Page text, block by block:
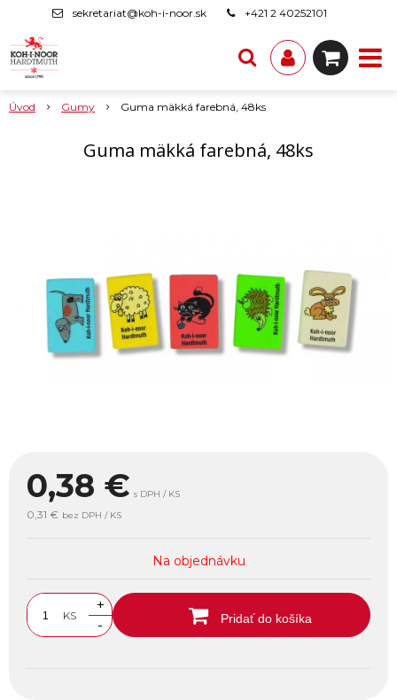
sekretariat@koh-i-noor.sk +421 2 40252101
Úvod Gumy Guma mäkká farebná, 48ks
Guma mäkká farebná, 48ks
0,38 € s DPH / KS
0,31 € bez DPH / KS
Na objednávku
KS
+
-
Pridať do košíka